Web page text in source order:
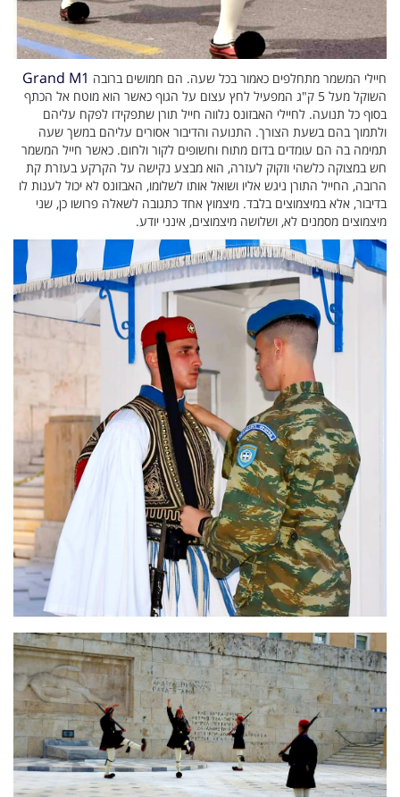
חיילי המשמר מתחלפים כאמור בכל שעה. הם חמושים ברובה Grand M1
השוקל מעל 5 ק"ג המפעיל לחץ עצום על הגוף כאשר הוא מוטח אל הכתף
בסוף כל תנועה. לחיילי האבזונס נלווה חייל תורן שתפקידו לפקח עליהם
ולתמוך בהם בשעת הצורך. התנועה והדיבור אסורים עליהם במשך שעה
תמימה בה הם עומדים בדום מתוח וחשופים לקור ולחום. כאשר חייל המשמר
חש במצוקה כלשהי וזקוק לעזרה, הוא מבצע נקישה על הקרקע בעזרת קת
הרובה, החייל התורן ניגש אליו ושואל אותו לשלומו, האבזונס לא יכול לענות לו
בדיבור, אלא במיצמוצים בלבד. מיצמוץ אחד כתגובה לשאלה פרושו כן, שני
מיצמוצים מסמנים לא, ושלושה מיצמוצים, אינני יודע.